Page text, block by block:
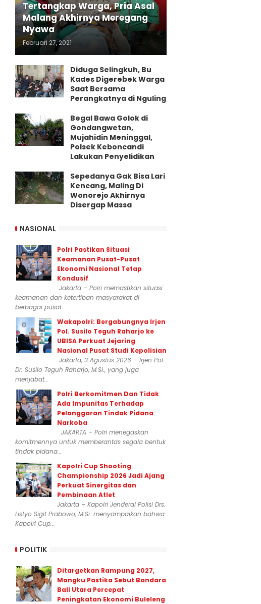
Tertangkap Warga, Pria Asal
Malang Akhirnya Meregang
Nyawa
Februari 27, 2021
Diduga Selingkuh, Bu
Kades Digerebek Warga
Saat Bersama
Perangkatnya di Nguling
Begal Bawa Golok di
Gondangwetan,
Mujahidin Meninggal,
Polsek Keboncandi
Lakukan Penyelidikan
Sepedanya Gak Bisa Lari
Kencang, Maling Di
Wonorejo Akhirnya
Disergap Massa
NASIONAL
Polri Pastikan Situasi
Keamanan Pusat-Pusat
Ekonomi Nasional Tetap
Kondusif
Jakarta – Polri memastikan situasi
keamanan dan ketertiban masyarakat di
berbagai pusat...
Wakapolri: Bergabungnya Irjen
Pol. Susilo Teguh Raharjo ke
UBISA Perkuat Jejaring
Nasional Pusat Studi Kepolisian
Jakarta, 3 Agustus 2026 – Irjen Pol.
Dr. Susilo Teguh Raharjo, M.Si., yang juga
menjabat...
Polri Berkomitmen Dan Tidak
Ada Impunitas Terhadap
Pelanggaran Tindak Pidana
Narkoba
JAKARTA – Polri menegaskan
komitmennya untuk memberantas segala bentuk
tindak pidana...
Kapolri Cup Shooting
Championship 2026 Jadi Ajang
Perkuat Sinergitas dan
Pembinaan Atlet
Jakarta – Kapolri Jenderal Polisi Drs.
Listyo Sigit Prabowo, M.Si. menyampaikan bahwa
Kapolri Cup...
POLITIK
Ditargetkan Rampung 2027,
Mangku Pastika Sebut Bandara
Bali Utara Percepat
Peningkatan Ekonomi Buleleng